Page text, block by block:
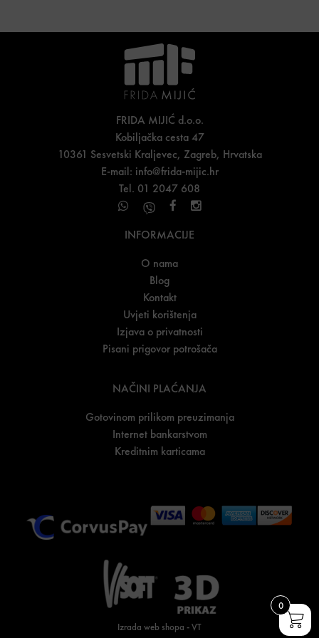
FRIDA MIJIĆ d.o.o.
Kobiljačka cesta 47
10361 Sesvetski Kraljevec, Zagreb, Hrvatska
E-mail: info@frida-mijic.hr
Tel. 01 2047 608
INFORMACIJE
O nama
Blog
Kontakt
Uvjeti korištenja
Izjava o privatnosti
Pisani prigovor potrošača
NAČINI PLAĆANJA
Gotovinom prilikom preuzimanja
Internet bankarstvom
Kreditnim karticama
Izrada web shopa -VT
0